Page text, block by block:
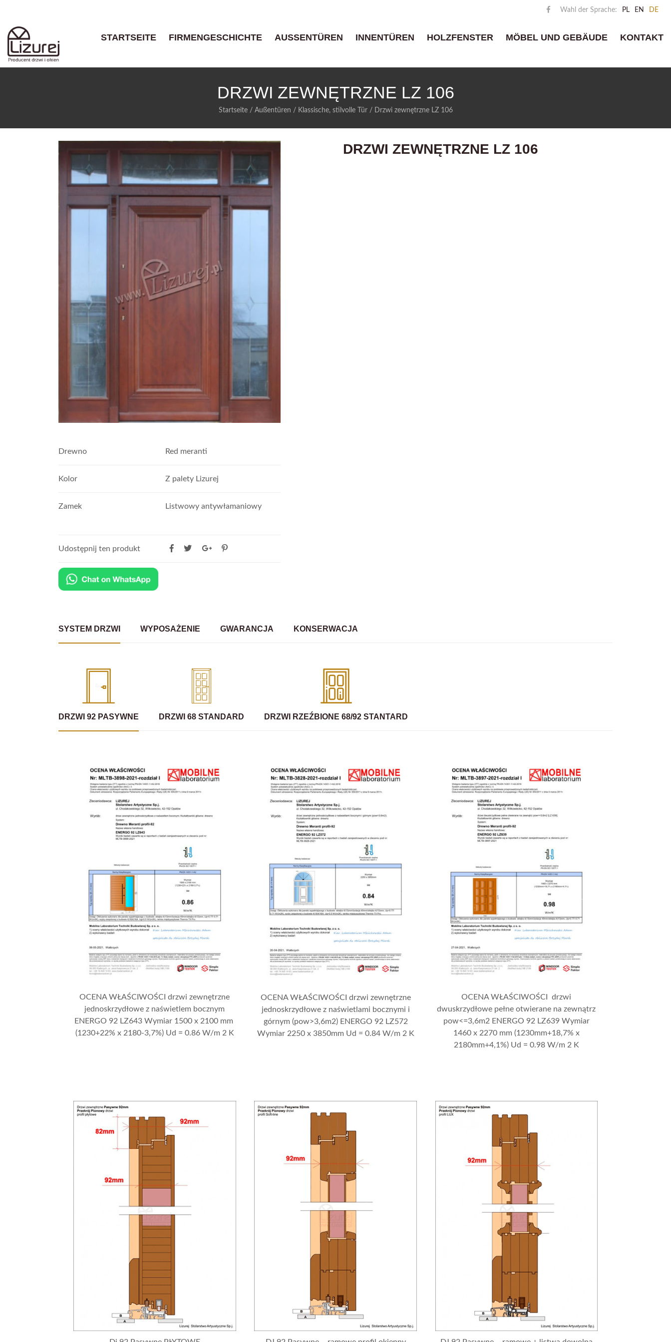
Wahl der Sprache: PL EN DE
STARTSEITE FIRMENGESCHICHTE AUSSENTÜREN INNENTÜREN HOLZFENSTER MÖBEL UND GEBÄUDE KONTAKT
DRZWI ZEWNĘTRZNE LZ 106
Startseite/ Außentüren / Klassische, stilvolle Tür/ Drzwi zewnętrzne LZ 106
Drewno Red meranti
Kolor Z palety Lizurej
Zamek Listwowy antywłamaniowy
Udostępnij ten produkt
DRZWI ZEWNĘTRZNE LZ 106
SYSTEM DRZWI WYPOSAŻENIE GWARANCJA KONSERWACJA
DRZWI 92 PASYWNE DRZWI 68 STANDARD DRZWI RZEŹBIONE 68/92 STANTARD
OCENA WŁAŚCIWOŚCI drzwi zewnętrzne
jednoskrzydłowe z naświetlem bocznym
ENERGO 92 LZ643 Wymiar 1500 x 2100 mm
(1230+22% x 2180-3,7%) Ud = 0.86 W/m 2 K
OCENA WŁAŚCIWOŚCI drzwi zewnętrzne
jednoskrzydłowe z naświetlami bocznymi i
górnym (pow>3,6m2) ENERGO 92 LZ572
Wymiar 2250 x 3850mm Ud = 0.84 W/m 2 K
OCENA WŁAŚCIWOŚCI drzwi
dwuskrzydłowe pełne otwierane na zewnątrz
pow<=3,6m2 ENERGO 92 LZ639 Wymiar
1460 x 2270 mm (1230mm+18,7% x
2180mm+4,1%) Ud = 0.98 W/m 2 K